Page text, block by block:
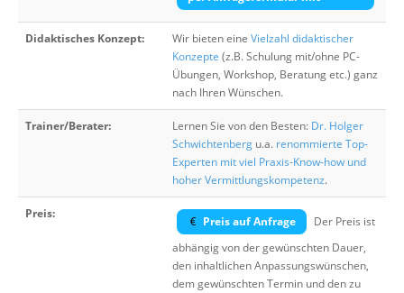
Didaktisches Konzept: Wir bieten eine Vielzahl didaktischer
Konzepte (z.B. Schulung mit/ohne PC-
Übungen, Workshop, Beratung etc.) ganz
nach Ihren Wünschen.
Trainer/Berater: Lernen Sie von den Besten: Dr. Holger
Schwichtenberg u.a. renommierte Top-
Experten mit viel Praxis-Know-how und
hoher Vermittlungskompetenz.
Preis:
Preis auf Anfrage
Der Preis ist
abhängig von der gewünschten Dauer,
den inhaltlichen Anpassungswünschen,
dem gewünschten Termin und den zu